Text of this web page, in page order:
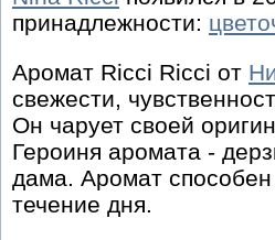
принадлежности:
Аромат Ricci Ricci от
свежести,
Он чарует своей
Героиня аромата -
дама. Аромат способен
течение дня.